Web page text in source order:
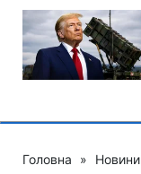
Головна » Новини